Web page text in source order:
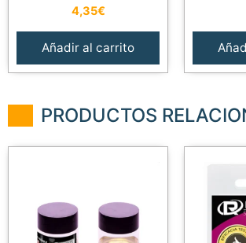
4,35€
Añadir al carrito
PRODUCTOS